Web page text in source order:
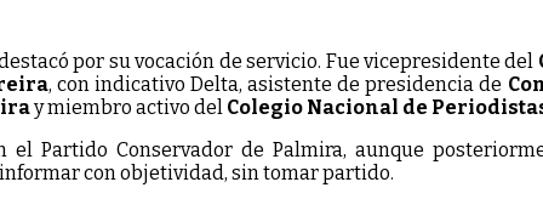
por su vocación de servicio. Fue vicepresidente del
, con indicativo Delta, asistente de presidencia de
y miembro activo del Colegio Nacional de
Partido Conservador de Palmira, aunque
con objetividad, sin tomar partido.